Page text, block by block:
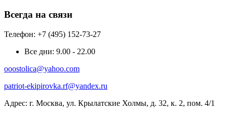
Всегда на связи
Телефон: +7 (495) 152-73-27
Все дни: 9.00 - 22.00
ooostolica@yahoo.com
patriot-ekipirovka.rf@yandex.ru
Адрес: г. Москва, ул. Крылатские Холмы, д. 32, к. 2, пом. 4/1